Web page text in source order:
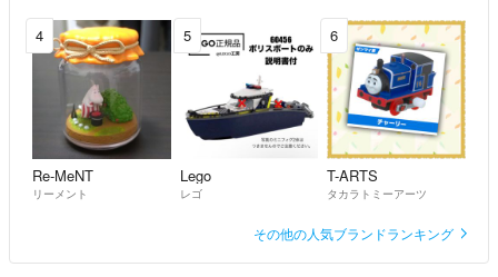
4
Re-MeNT
リーメント
5
Lego
レゴ
6
T-ARTS
タカラトミーアーツ
その他の人気ブランドランキング